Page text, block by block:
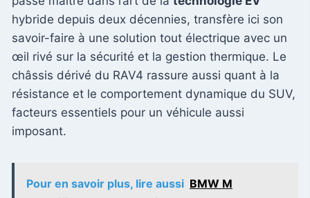
hybride depuis deux décennies, transfère ici son
savoir-faire à une solution tout électrique avec un
œil rivé sur la sécurité et la gestion thermique. Le
châssis dérivé du RAV4 rassure aussi quant à la
résistance et le comportement dynamique du SUV,
facteurs essentiels pour un véhicule aussi
imposant.
Pour en savoir plus, lire aussi BMW M